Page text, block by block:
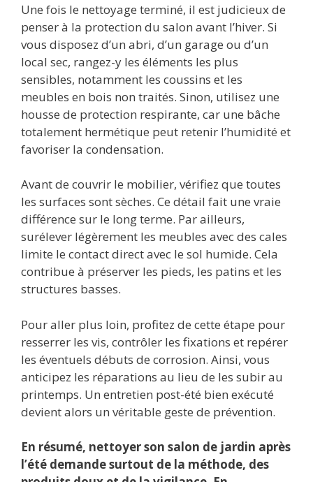
Une fois le nettoyage terminé, il est judicieux de
penser à la protection du salon avant l’hiver. Si
vous disposez d’un abri, d’un garage ou d’un
local sec, rangez-y les éléments les plus
sensibles, notamment les coussins et les
meubles en bois non traités. Sinon, utilisez une
housse de protection respirante, car une bâche
totalement hermétique peut retenir l’humidité et
favoriser la condensation.
Avant de couvrir le mobilier, vérifiez que toutes
les surfaces sont sèches. Ce détail fait une vraie
différence sur le long terme. Par ailleurs,
surélever légèrement les meubles avec des cales
limite le contact direct avec le sol humide. Cela
contribue à préserver les pieds, les patins et les
structures basses.
Pour aller plus loin, profitez de cette étape pour
resserrer les vis, contrôler les fixations et repérer
les éventuels débuts de corrosion. Ainsi, vous
anticipez les réparations au lieu de les subir au
printemps. Un entretien post-été bien exécuté
devient alors un véritable geste de prévention.
En résumé, nettoyer son salon de jardin après
l’été demande surtout de la méthode, des